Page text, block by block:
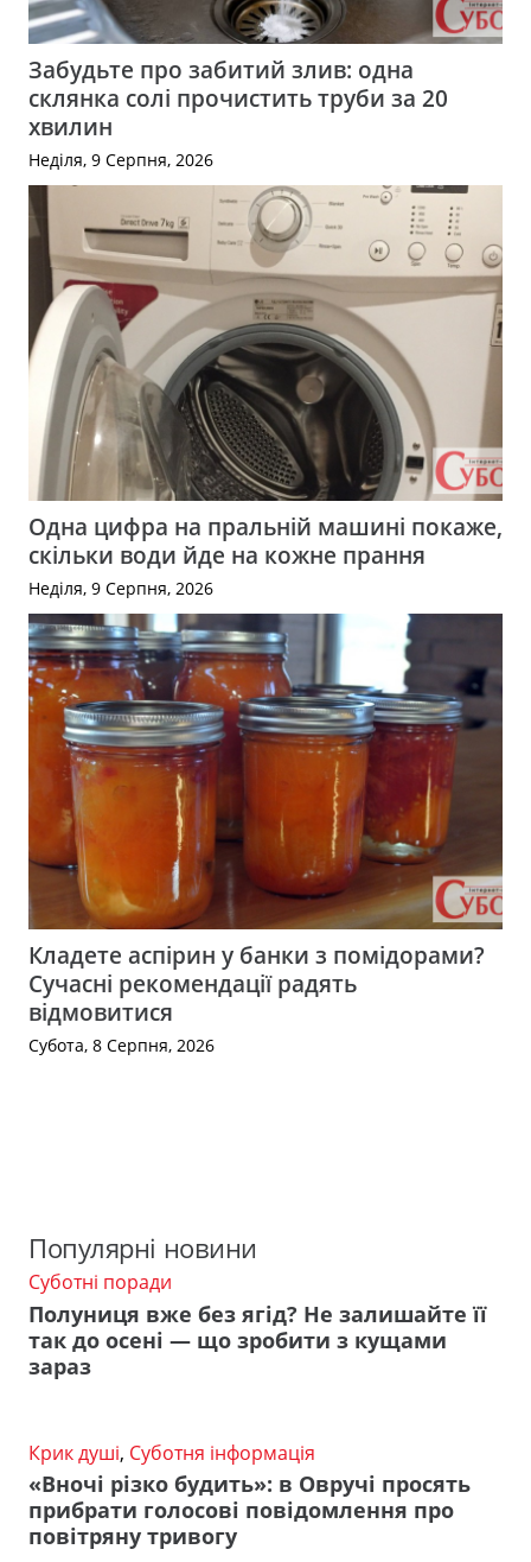
Забудьте про забитий злив: одна
склянка солі прочистить труби за 20
хвилин
Неділя, 9 Серпня, 2026
Одна цифра на пральній машині покаже,
скільки води йде на кожне прання
Неділя, 9 Серпня, 2026
Кладете аспірин у банки з помідорами?
Сучасні рекомендації радять
відмовитися
Субота, 8 Серпня, 2026
Популярні новини
Суботні поради
Полуниця вже без ягід? Не залишайте її
так до осені — що зробити з кущами
зараз
Крик душі, Суботня інформація
«Вночі різко будить»: в Овручі просять
прибрати голосові повідомлення про
повітряну тривогу